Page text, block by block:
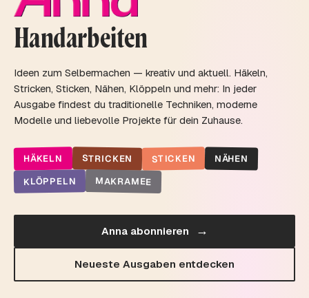
Handarbeiten
Ideen zum Selbermachen — kreativ und aktuell. Häkeln,
Stricken, Sticken, Nähen, Klöppeln und mehr: In jeder
Ausgabe findest du traditionelle Techniken, moderne
Modelle und liebevolle Projekte für dein Zuhause.
HÄKELN STRICKEN STICKEN NÄHEN
KLÖPPELN MAKRAMEE
Anna abonnieren →
Neueste Ausgaben entdecken